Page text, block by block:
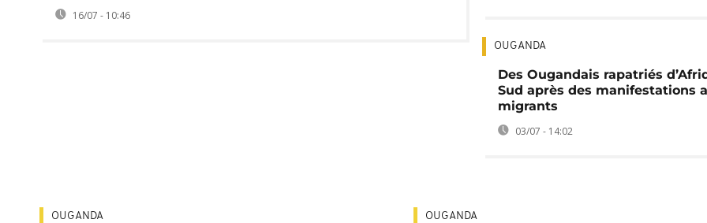
16/07 - 10:46
OUGANDA
Des Ougandais rapatriés
Sud après des manifestations
migrants
03/07 - 14:02
OUGANDA OUGANDA